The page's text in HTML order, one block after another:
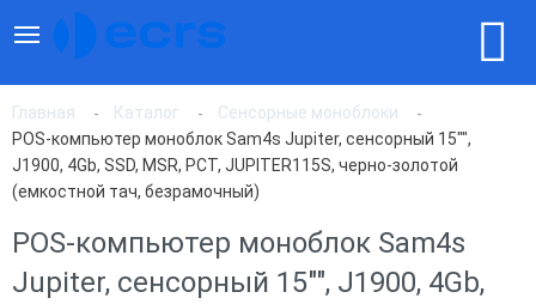
Главная Каталог
Сенсорные моноблоки
POS-компьютер моноблок Sam4s Jupiter, сенсорный 15"",
J1900, 4Gb, SSD, MSR, PCT, JUPITER115S, черно-золотой
(емкостной тач, безрамочный)
POS-компьютер моноблок Sam4s
Jupiter, сенсорный 15"", J1900, 4Gb,